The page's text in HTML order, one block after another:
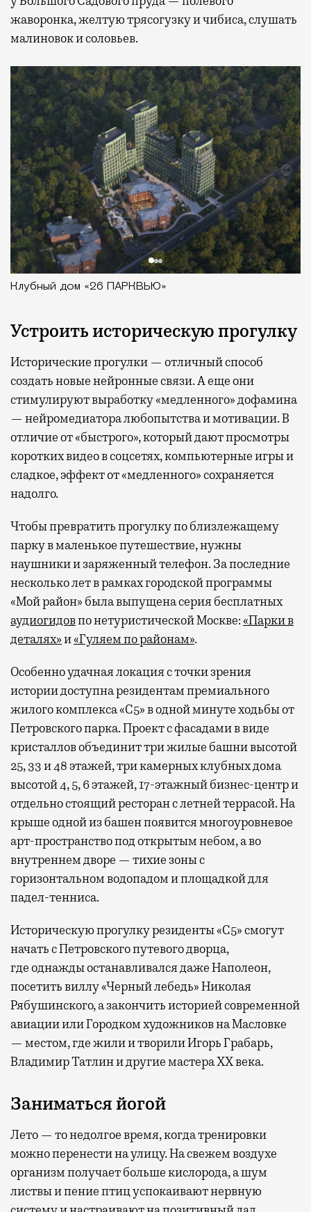
жаворонка, желтую трясогузку и чибиса, слушать
малиновок и соловьев.
Клубный дом «26 ПАРКВЬЮ»
Устроить историческую прогулку
Исторические прогулки — отличный способ
создать новые нейронные связи. А еще они
стимулируют выработку «медленного» дофамина
— нейромедиатора любопытства и мотивации. В
отличие от «быстрого», который дают просмотры
коротких видео в соцсетях, компьютерные игры и
сладкое, эффект от «медленного» сохраняется
надолго.
Чтобы превратить прогулку по близлежащему
парку в маленькое путешествие, нужны
наушники и заряженный телефон. За последние
несколько лет в рамках городской программы
«Мой район» была выпущена серия бесплатных
аудиогидовпо нетуристической Москве:«Парки в
деталях»и«Гуляем по районам».
Особенно удачная локация с точки зрения
истории доступна резидентам премиального
жилого комплекса «С5»в одной минуте ходьбы от
Петровского парка. Проект с фасадами в виде
кристаллов объединит три жилые башни высотой
25, 33 и 48 этажей, три камерных клубных дома
высотой 4, 5, 6 этажей, 17-этажный бизнес-центр и
отдельно стоящий ресторан с летней террасой. На
крыше одной из башен появится многоуровневое
арт-пространство под открытым небом, а во
внутреннем дворе — тихие зоны с
горизонтальном водопадом и площадкой для
падел-тенниса.
Историческую прогулку резиденты «С5» смогут
начать с Петровского путевого дворца,
гдеоднажды останавливался даже Наполеон,
посетить виллу «Черный лебедь» Николая
Рябушинского, а закончить историей современной
авиации или Городком художников на Масловке
— местом, где жили и творили Игорь Грабарь,
Владимир Татлин и другие мастера XX века.
Заниматься йогой
Лето — то недолгое время, когда тренировки
можно перенести на улицу. На свежем воздухе
организм получает больше кислорода, а шум
листвы и пение птиц успокаивают нервную